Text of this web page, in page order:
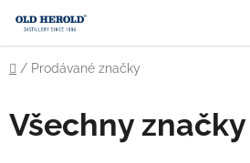
obsah
Domů
/ Prodávané značky
Všechny